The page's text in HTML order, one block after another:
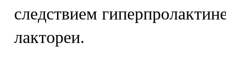
следствием
лактореи.